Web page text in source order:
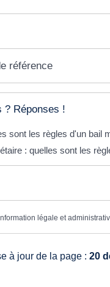
référence
? Réponses !
sont les règles d'un bail
: quelles sont les
légale et
à jour de la page :20